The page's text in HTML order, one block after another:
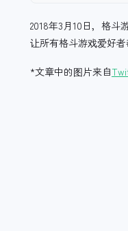
2018年3月10日，格斗
让所有格斗游戏爱好者
*文章中的图片来自